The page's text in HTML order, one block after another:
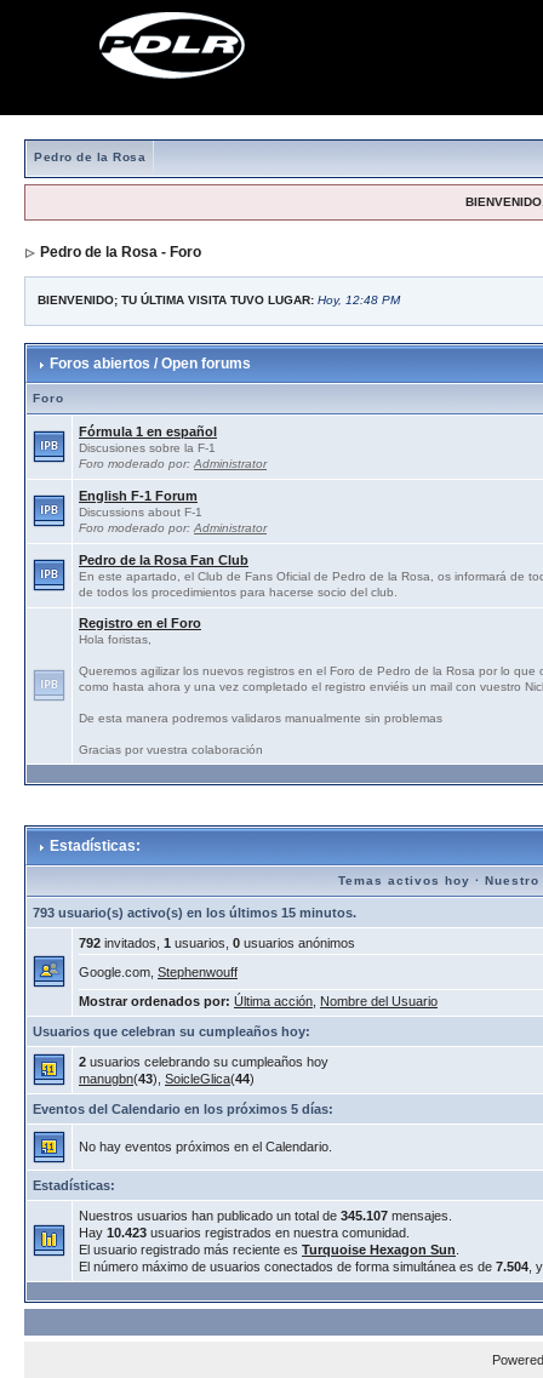
Pedro de la Rosa
Pedro de la Rosa - Foro
BIENVENIDO; TU ÚLTIMA VISITA TUVO LUGAR: Hoy, 12:48 PM
Foros abiertos / Open forums
Foro
Fórmula 1 en español
Discusiones sobre la F-1
Foro moderado por: Administrator
English F-1 Forum
Discussions about F-1
Foro moderado por: Administrator
Pedro de la Rosa Fan Club
En este apartado, el Club de Fans Oficial de Pedro de la Rosa, os informará de
de todos los procedimientos para hacerse socio del club.
Registro en el Foro
Hola foristas,
Queremos agilizar los nuevos registros en el Foro de Pedro de la Rosa por lo
como hasta ahora y una vez completado el registro enviéis un mail con vuestro
De esta manera podremos validaros manualmente sin problemas
Gracias por vuestra colaboración
Estadísticas:
Temas activos hoy · Nuestro
793 usuario(s) activo(s) en los últimos 15 minutos.
792 invitados, 1 usuarios, 0 usuarios anónimos
Google.com, Stephenwouff
Mostrar ordenados por: Última acción Nombre del Usuario
Usuarios que celebran su cumpleaños hoy:
2 usuarios celebrando su cumpleaños hoy
manugbn(43), SoicleGlica(44)
Eventos del Calendario en los próximos 5 días:
No hay eventos próximos en el Calendario.
Estadísticas:
Nuestros usuarios han publicado un total de 345.107 mensajes.
Hay 10.423 usuarios registrados en nuestra comunidad.
El usuario registrado más reciente es Turquoise Hexagon Sun
El número máximo de usuarios conectados de forma simultánea es de 7.504 ,